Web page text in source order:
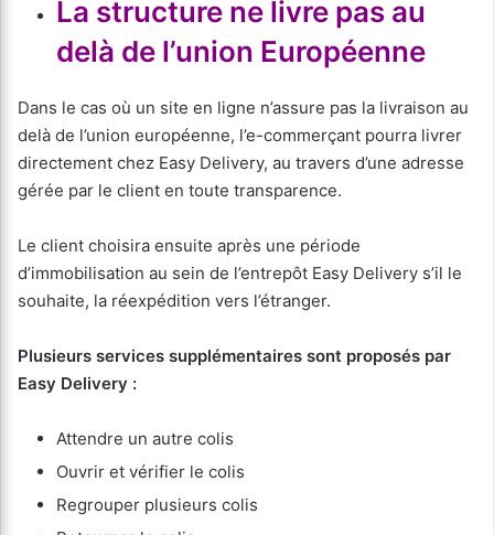
La structure ne livre pas au
delà de l’union Européenne
Dans le cas où un site en ligne n’assure pas la livraison au
delà de l’union européenne, l’e-commerçant pourra livrer
directement chez Easy Delivery, au travers d’une adresse
gérée par le client en toute transparence.
Le client choisira ensuite après une période
d’immobilisation au sein de l’entrepôt Easy Delivery s’il le
souhaite, la réexpédition vers l’étranger.
Plusieurs services supplémentaires sont proposés par
Easy Delivery :
Attendre un autre colis
Ouvrir et vérifier le colis
Regrouper plusieurs colis